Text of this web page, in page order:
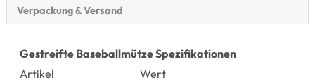
Verpackung & Versand
Gestreifte Baseballmütze Spezifikationen
Artikel
Wert